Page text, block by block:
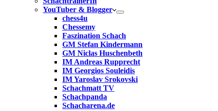
YouTuber & Blogger
chess4u
Chessemy
Faszination Schach
GM Stefan Kindermann
GM Niclas Huschenbeth
IM Andreas Rupprecht
IM Georgios Souleidis
IM Yaroslav Srokovski
Schachmatt TV
Schachpanda
Schacharena.de